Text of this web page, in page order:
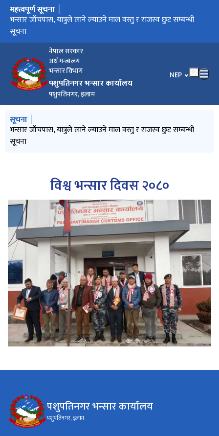
नेपाल सरकार
अर्थ मन्त्रालय
भन्सार विभाग
पशुपतिनगर भन्सार कार्यालय
पशुपतिनगर, इलाम
भाषा चयन गर्नुहोस्
NEP
मुख्य नेभिगेसनमा जानुहोस्
महत्त्वपूर्ण सूचना
भन्सार जाँचपास, यात्रुले लाने ल्याउने माल वस्तु र राजस्व छुट सम्बन्धी
सूचना
मुख्य नेभिगेसनमा जानुहोस्
सूचना
भन्सार जाँचपास, यात्रुले लाने ल्याउने माल वस्तु र राजस्व छुट सम्बन्धी
सूचना
विश्व भन्सार दिवस २०८०
पशुपतिनगर भन्सार कार्यालय
पशुपतिनगर, इलाम